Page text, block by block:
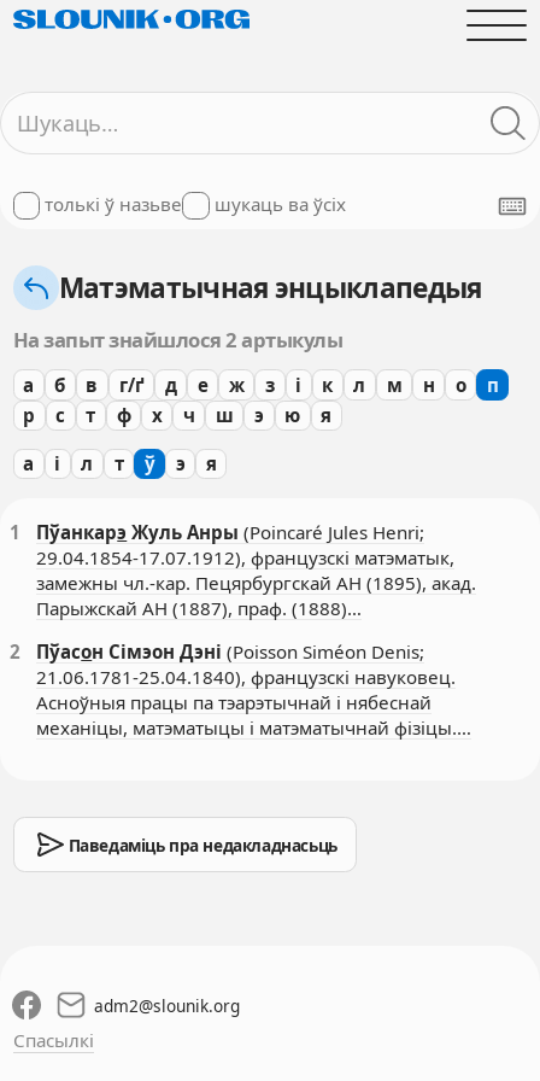
толькі ў назьве шукаць ва ўсіх
Матэматычная энцыклапедыя
На запыт знайшлося 2 артыкулы
а б в г/ґ д е ж з і к л м н о
п
р
с т ф х ч ш э ю я
а і л т ў э я
1 Пўанкарэ Жуль Анры (Poincaré Jules Henri;
29.04.1854-17.07.1912), французскі матэматык,
замежны чл.-кар. Пецярбургскай АН (1895), акад.
Парыжскай АН (1887), праф. (1888)…
2
Пўасон Сімэон Дэні (Poisson Siméon Denis;
21.06.1781-25.04.1840), французскі навуковец.
Асноўныя працы па тэарэтычнай і нябеснай
механіцы, матэматыцы і матэматычнай фізіцы.…
Паведаміць пра недакладнасьць
adm2@slounik.org
Спасылкі